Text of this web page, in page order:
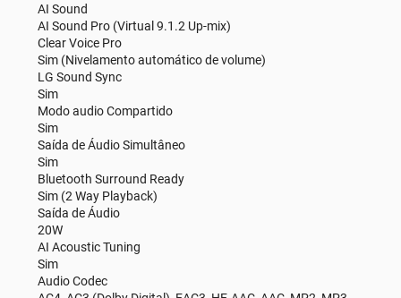
AI Sound
AI Sound Pro (Virtual 9.1.2 Up-mix)
Clear Voice Pro
Sim (Nivelamento automático de volume)
LG Sound Sync
Sim
Modo audio Compartido
Sim
Saída de Áudio Simultâneo
Sim
Bluetooth Surround Ready
Sim (2 Way Playback)
Saída de Áudio
20W
AI Acoustic Tuning
Sim
Audio Codec